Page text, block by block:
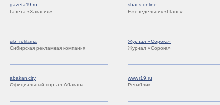
gazeta19.ru
Газета «Хакасия»
shans.online
Еженедельник «Шанс»
sib_reklama
Сибирская рекламная компания
Журнал «Сорока»
Журнал «Сорока»
abakan.city
Официальный портал Абакана
www.r19.ru
Репаблик